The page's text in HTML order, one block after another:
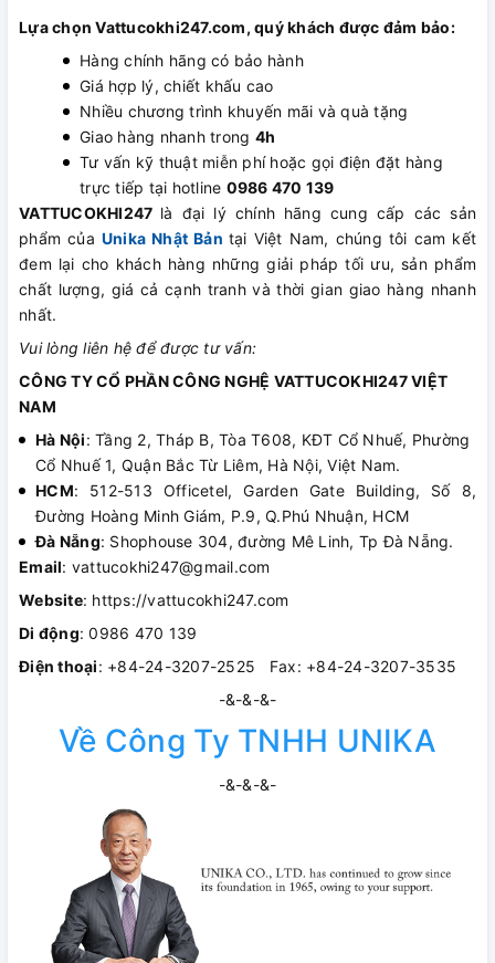
Lựa chọn Vattucokhi247.com, quý khách được đảm bảo:
Hàng chính hãng có bảo hành
Giá hợp lý, chiết khấu cao
Nhiều chương trình khuyến mãi và quà tặng
Giao hàng nhanh trong 4h
Tư vấn kỹ thuật miễn phí hoặc gọi điện đặt hàng
trực tiếp tại hotline 0986 470 139
VATTUCOKHI247 là đại lý chính hãng cung cấp các sản
phẩm của Unika Nhật Bản tại Việt Nam, chúng tôi cam kết
đem lại cho khách hàng những giải pháp tối ưu, sản phẩm
chất lượng, giá cả cạnh tranh và thời gian giao hàng nhanh
nhất.
Vui lòng liên hệ để được tư vấn:
CÔNG TY CỔ PHẦN CÔNG NGHỆ VATTUCOKHI247 VIỆT
NAM
Hà Nội: Tầng 2, Tháp B, Tòa T608, KĐT Cổ Nhuế, Phường
Cổ Nhuế 1, Quận Bắc Từ Liêm, Hà Nội, Việt Nam.
HCM: 512-513 Officetel, Garden Gate Building, Số 8,
Đường Hoàng Minh Giám, P.9, Q.Phú Nhuận, HCM
Đà Nẵng: Shophouse 304, đường Mê Linh, Tp Đà Nẵng.
Email: vattucokhi247@gmail.com
Website: https://vattucokhi247.com
Di động: 0986 470 139
Điện thoại: +84-24-3207-2525 Fax: +84-24-3207-3535
-&-&-&-
Về Công Ty TNHH UNIKA
-&-&-&-